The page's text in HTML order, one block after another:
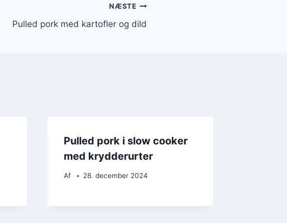
NÆSTE
Pulled pork med kartofler og dild
Pulled pork i slow cooker
med krydderurter
Af 28. december 2024